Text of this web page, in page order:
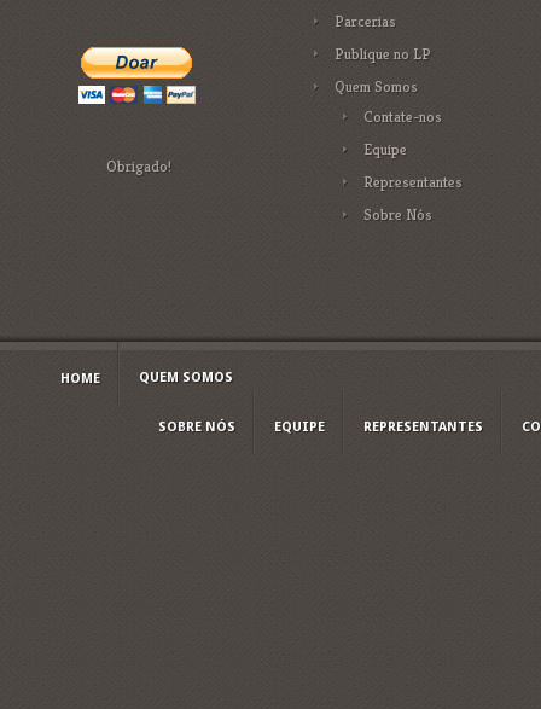
Obrigado!
Parcerias
Publique no LP
Quem Somos
Contate-nos
Equipe
Representantes
Sobre Nós
HOME QUEM SOMOS
SOBRE NÓS EQUIPE REPRESENTANTES